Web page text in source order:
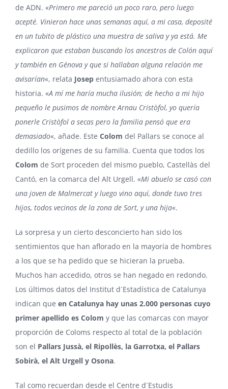
de ADN. «Primero me pareció un poco raro, pero luego
acepté. Vinieron hace unas semanas aquí, a mi casa, deposité
en un tubito de plástico una muestra de saliva y ya está. Me
explicaron que estaban buscando los ancestros de Colón aquí
y también en Génova y que si hallaban alguna relación me
avisarían«, relata Josep entusiamado ahora con esta
historia. «A mí me haría mucha ilusión; de hecho a mi hijo
pequeño le pusimos de nombre Arnau Cristòfol, yo quería
ponerle Cristòfol a secas pero la familia pensó que era
demasiado«, añade. Este Colom del Pallars se conoce al
dedillo los orígenes de su familia. Cuenta que todos los
Colom de Sort proceden del mismo pueblo, Castellàs del
Cantó, en la comarca del Alt Urgell. «Mi abuelo se casó con
una joven de Malmercat y luego vino aquí, donde tuvo tres
hijos, todos vecinos de la zona de Sort, y una hija«.
La sorpresa y un cierto desconcierto han sido los
sentimientos que han aflorado en la mayoría de hombres
a los que se ha pedido que se hicieran la prueba.
Muchos han accedido, otros se han negado en redondo.
Los últimos datos del Institut d´Estadística de Catalunya
indican que en Catalunya hay unas 2.000 personas cuyo
primer apellido es Colom y que las comarcas con mayor
proporción de Coloms respecto al total de la población
son el Pallars Jussà, el Ripollès, la Garrotxa, el Pallars
Sobirà, el Alt Urgell y Osona.
Tal como recuerdan desde el Centre d´Estudis